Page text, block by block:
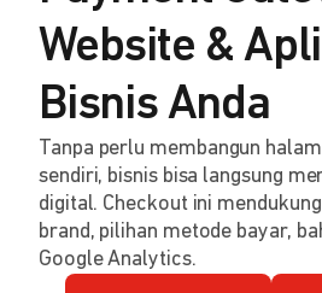
Website &
Bisnis Anda
Tanpa perlu membangun
sendiri, bisnis bisa langsung
digital. Checkout ini
brand, pilihan metode bayar,
Google Analytics.